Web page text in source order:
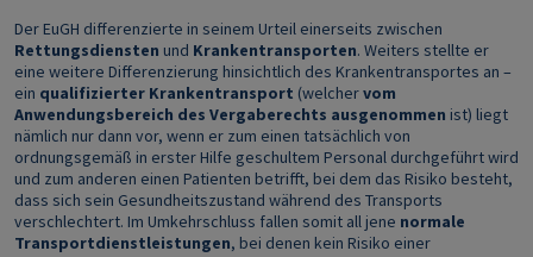
Der EuGH differenzierte in seinem Urteil einerseits zwischen
Rettungsdiensten und Krankentransporten. Weiters stellte er
eine weitere Differenzierung hinsichtlich des Krankentransportes an –
ein qualifizierter Krankentransport (welchervom
Anwendungsbereich des Vergaberechts ausgenommen ist) liegt
nämlich nur dann vor, wenn er zum einen tatsächlich von
ordnungsgemäß in erster Hilfe geschultem Personal durchgeführt wird
und zum anderen einen Patienten betrifft, bei dem das Risiko besteht,
dass sich sein Gesundheitszustand während des Transports
verschlechtert. Im Umkehrschluss fallen somit all jene normale
Transportdienstleistungen, bei denen kein Risiko einer